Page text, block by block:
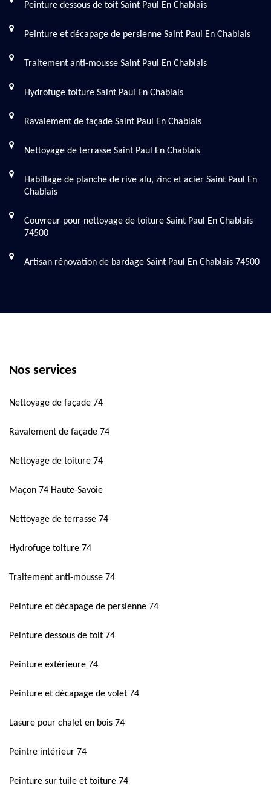
Peinture dessous de toit Saint Paul En Chablais
Peinture et décapage de persienne Saint Paul En Chablais
Traitement anti-mousse Saint Paul En Chablais
Hydrofuge toiture Saint Paul En Chablais
Ravalement de façade Saint Paul En Chablais
Nettoyage de terrasse Saint Paul En Chablais
Habillage de planche de rive alu, zinc et acier Saint Paul En
Chablais
Couvreur pour nettoyage de toiture Saint Paul En Chablais
74500
Artisan rénovation de bardage Saint Paul En Chablais 74500
Nos services
Nettoyage de façade 74
Ravalement de façade 74
Nettoyage de toiture 74
Maçon 74 Haute-Savoie
Nettoyage de terrasse 74
Hydrofuge toiture 74
Traitement anti-mousse 74
Peinture et décapage de persienne 74
Peinture dessous de toit 74
Peinture extérieure 74
Peinture et décapage de volet 74
Lasure pour chalet en bois 74
Peintre intérieur 74
Peinture sur tuile et toiture 74